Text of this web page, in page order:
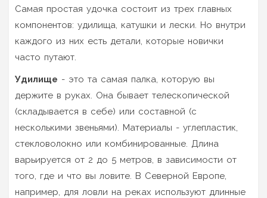
Самая простая удочка состоит из трех главных
компонентов: удилища, катушки и лески. Но внутри
каждого из них есть детали, которые новички
часто путают.
Удилище - это та самая палка, которую вы
держите в руках. Она бывает телескопической
(складывается в себе) или составной (с
несколькими звеньями). Материалы - углепластик,
стекловолокно или комбинированные. Длина
варьируется от 2 до 5 метров, в зависимости от
того, где и что вы ловите. В Северной Европе,
например, для ловли на реках используют длинные